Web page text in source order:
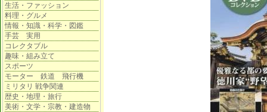
生活・ファッション
料理・グルメ
情報・知識・科学・図鑑
手芸 実用
コレクタブル
趣味・組み立て
スポーツ
モーター 鉄道 飛行機
ミリタリ 戦争関連
歴史・地理・旅行
美術・文学・宗教・建造物